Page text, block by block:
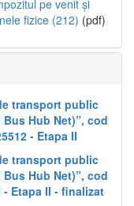
pe venit și
fizice (212) (pdf)
transport public
Hub Net)”, cod
- Etapa II
transport public
Hub Net)”, cod
- Etapa II - finalizat